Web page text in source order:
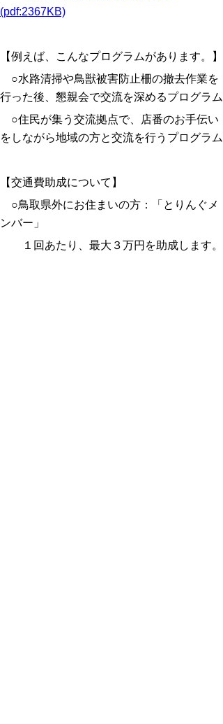
(pdf:2367KB)
【例えば、こんなプログラムがあります。】
○水路清掃や鳥獣被害防止柵の撤去作業を
行った後、懇親会で交流を深めるプログラム
○住民が集う交流拠点で、店番のお手伝い
をしながら地域の方と交流を行うプログラム
【交通費助成について】
○鳥取県外にお住まいの方：「とりんぐメ
ンバー」
１回あたり、最大３万円を助成します。